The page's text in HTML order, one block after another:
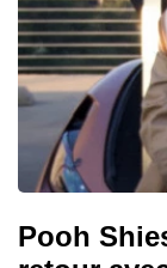
Pooh